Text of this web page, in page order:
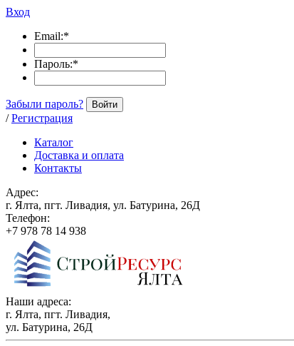
Вход
Email:*
Пароль:*
Забыли пароль? Войти
/ Регистрация
Каталог
Доставка и оплата
Контакты
Адрес:
г. Ялта, пгт. Ливадия, ул. Батурина, 26Д
Телефон:
+7 978 78 14 938
Наши адреса:
г. Ялта, пгт. Ливадия,
ул. Батурина, 26Д